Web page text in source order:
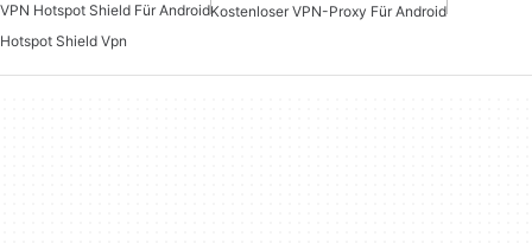
VPN Hotspot Shield Für AndroidKostenloser VPN-Proxy Für Android
Hotspot Shield Vpn